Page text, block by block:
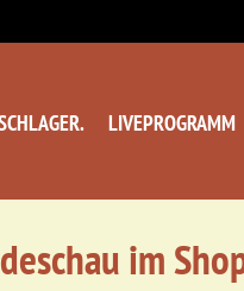
LIVEPROGRAMM
im